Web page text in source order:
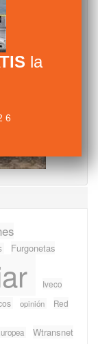
Furgonetas
Iveco
opinión Red
Wtransnet
la